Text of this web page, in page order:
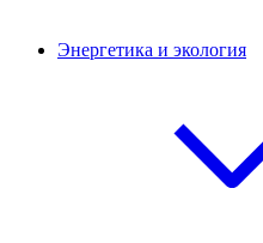
Энергетика и экология